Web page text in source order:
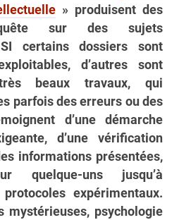
» produisent des
sur des sujets
certains dossiers sont
d’autres sont
beaux travaux, qui
parfois des erreurs ou des
d’une démarche
d’une vérification
informations présentées,
quelque-uns jusqu’à
protocoles expérimentaux.
mystérieuses, psychologie